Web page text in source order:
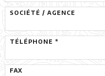
SOCIÉTÉ / AGENCE
TÉLÉPHONE *
FAX